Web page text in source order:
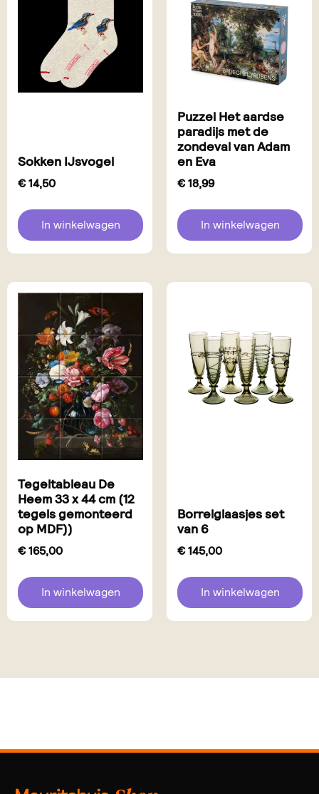
Sokken IJsvogel
€14,50
In winkelwagen
Puzzel Het aardse
paradijs met de
zondeval van Adam
en Eva
€18,99
In winkelwagen
Tegeltableau De
Heem 33 x 44 cm (12
tegels gemonteerd
op MDF))
€165,00
In winkelwagen
Borrelglaasjes set
van 6
€145,00
In winkelwagen